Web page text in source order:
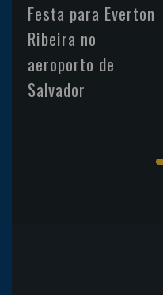
Festa para Everton
Ribeira no
aeroporto de
Salvador